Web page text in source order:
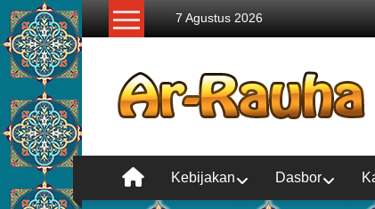
Lompat
konten
7 Agustus 2026
Kebijakan Dasbor